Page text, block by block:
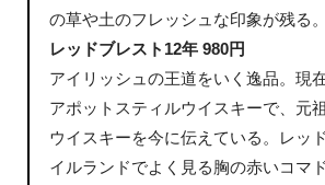
の草や土のフレッシュな印象が残る。
レッドブレスト12年 980円
アイリッシュの王道をいく逸品。現
アポットスティルウイスキーで、元
ウイスキーを今に伝えている。レッ
イルランドでよく見る胸の赤いコマ